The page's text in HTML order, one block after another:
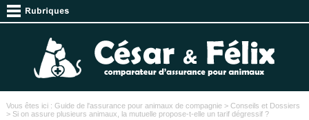
Vous êtes ici : Guide de l'assurance pour animaux de compagnie> Conseils et Dossiers
> Si on assure plusieurs animaux, la mutuelle propose-t-elle un tarif dégressif ?